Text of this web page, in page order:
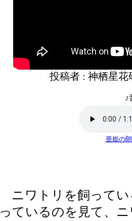
投稿者 : 神栖星
♪
亜姫の
ニワトリを飼ってい
っているのを見て、